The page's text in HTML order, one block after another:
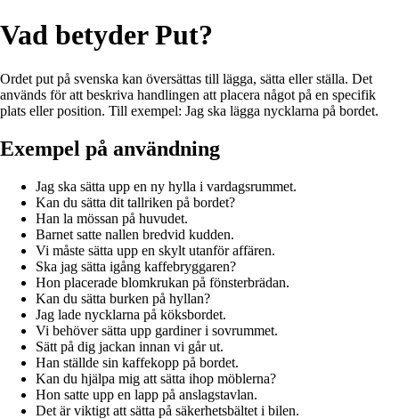
Vad betyder Put?
Ordet put på svenska kan översättas till lägga, sätta eller ställa. Det
används för att beskriva handlingen att placera något på en specifik
plats eller position. Till exempel: Jag ska lägga nycklarna på bordet.
Exempel på användning
Jag ska sätta upp en ny hylla i vardagsrummet.
Kan du sätta dit tallriken på bordet?
Han la mössan på huvudet.
Barnet satte nallen bredvid kudden.
Vi måste sätta upp en skylt utanför affären.
Ska jag sätta igång kaffebryggaren?
Hon placerade blomkrukan på fönsterbrädan.
Kan du sätta burken på hyllan?
Jag lade nycklarna på köksbordet.
Vi behöver sätta upp gardiner i sovrummet.
Sätt på dig jackan innan vi går ut.
Han ställde sin kaffekopp på bordet.
Kan du hjälpa mig att sätta ihop möblerna?
Hon satte upp en lapp på anslagstavlan.
Det är viktigt att sätta på säkerhetsbältet i bilen.